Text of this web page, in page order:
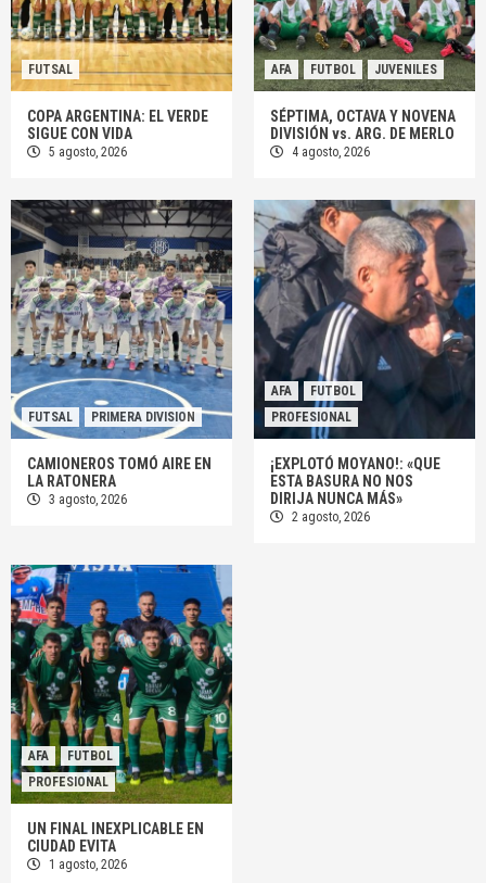
FUTSAL
COPA ARGENTINA: EL VERDE
SIGUE CON VIDA
5 agosto, 2026
AFA FUTBOL JUVENILES
SÉPTIMA, OCTAVA Y NOVENA
DIVISIÓN vs. ARG. DE MERLO
4 agosto, 2026
FUTSAL PRIMERA DIVISION
CAMIONEROS TOMÓ AIRE EN
LA RATONERA
3 agosto, 2026
AFA
FUTBOL
PROFESIONAL
¡EXPLOTÓ MOYANO!: «QUE
ESTA BASURA NO NOS
DIRIJA NUNCA MÁS»
2 agosto, 2026
AFA
FUTBOL
PROFESIONAL
UN FINAL INEXPLICABLE EN
CIUDAD EVITA
1 agosto, 2026